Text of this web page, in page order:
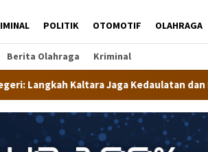
POLITIK OTOMOTIF OLAHRAGA
Berita Olahraga Kriminal
Kedaulatan dan Masa Depan Anak